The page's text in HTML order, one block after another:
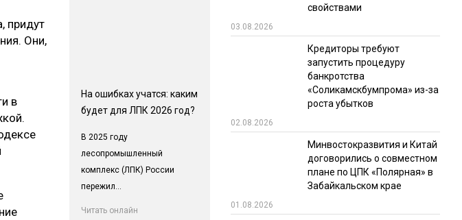
придут
Они,
в
На ошибках учатся: каким
будет для ЛПК 2026 год?
В 2025 году
лесопромышленный
комплекс (ЛПК) России
пережил...
Читать онлайн
свойствами
03.08.2026
Кредиторы требуют
запустить процедуру
банкротства
«Соликамскбумпрома» из-за
роста убытков
02.08.2026
Минвостокразвития и Китай
договорились о совместном
плане по ЦПК «Полярная» в
Забайкальском крае
01.08.2026